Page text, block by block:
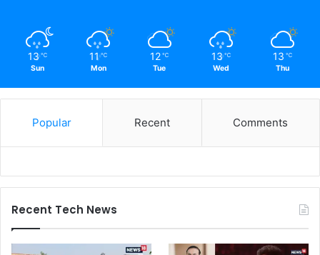
13 ℃
Sun
11 ℃
Mon
12 ℃
Tue
13 ℃
Wed
13 ℃
Thu
Popular Recent Comments
Recent Tech News